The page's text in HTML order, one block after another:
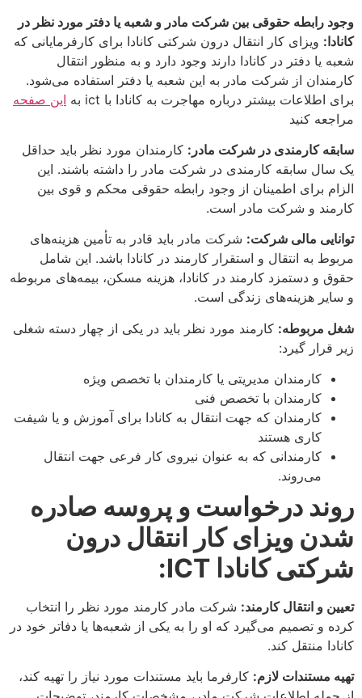
وجود رابطه حقوقی بین شرکت مادر و شعبه یا دفتر مورد نظر در
کانادا: ویزای کار انتقال درون شرکتی کانادا برای کارفرمایانی که
شعبه یا دفتر در کانادا دارند وجود دارد و به منظور انتقال
کارمندان از شرکت مادر به این شعبه یا دفتر استفاده می‌شود.
برای اطلاعات بیشتر درباره مهاجرت به کانادا با ict به
این صفحه
مراجعه کنید
سابقه کارمندی در شرکت مادر: کارمندان مورد نظر باید حداقل
یک سال سابقه کارمندی در شرکت مادر را داشته باشند. این
الزام برای اطمینان از وجود رابطه حقوقی محکم و قوی بین
کارمند و شرکت مادر است.
توانایی مالی شرکت: شرکت مادر باید قادر به تأمین هزینه‌های
مربوط به انتقال و استقرار کارمند در کانادا باشد. این شامل
حقوق و دستمزد کارمند در کانادا، هزینه مسکن، بیمه‌های مربوطه
و سایر هزینه‌های زندگی است.
شغل مربوطه: کارمند مورد نظر باید در یکی از چهار دسته شغلی
زیر قرار گیرد:
کارمندان مدیریتی یا کارمندان با تخصص ویژه
کارمندان با تخصص فنی
کارمندان که جهت انتقال به کانادا برای آموزش و یا شیفت
کاری هستند
کارمندانی که به عنوان نیروی کار فرعی جهت انتقال
می‌روند.
روند درخواست و پروسه صادره
شدن ویزای کار انتقال درون
شرکتی کانادا ICT
:
تعیین و انتقال کارمند: شرکت مادر کارمند مورد نظر را انتخاب
کرده و تصمیم می‌گیرد که او را به یکی از شعبه‌ها یا دفاتر خود در
کانادا منتقل کند.
تهیه مستندات لازم: کارفرما باید مستندات مورد نیاز را تهیه کند،